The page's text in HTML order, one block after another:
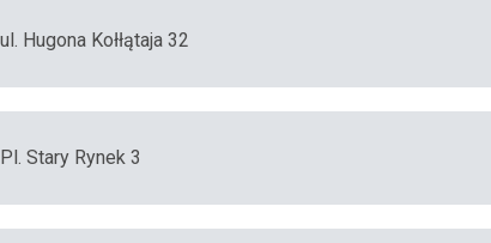
Hugona Kołłątaja 32
Stary Rynek 3